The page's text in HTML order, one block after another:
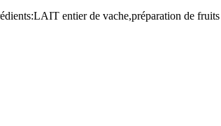
entier de vache,préparation de